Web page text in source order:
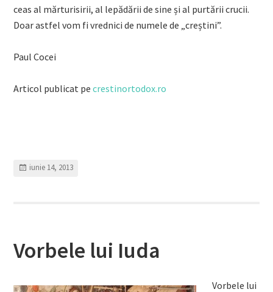
ceas al mărturisirii, al lepădării de sine și al purtării crucii.
Doar astfel vom fi vrednici de numele de „creștini”.
Paul Cocei
Articol publicat pecrestinortodox.ro
iunie 14, 2013
Vorbele lui Iuda
Vorbele lui